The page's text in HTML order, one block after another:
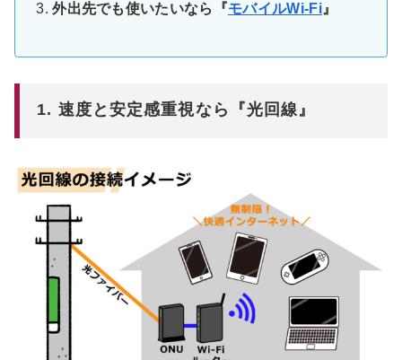
外出先でも使いたいなら『モバイルWi-Fi』
1. 速度と安定感重視なら『光回線』